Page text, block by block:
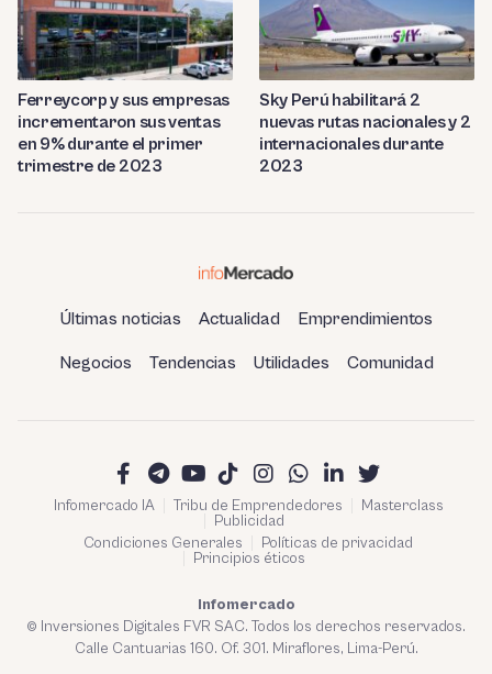
Ferreycorp y sus empresas
incrementaron sus ventas
en 9% durante el primer
trimestre de 2023
Sky Perú habilitará 2
nuevas rutas nacionales y 2
internacionales durante
2023
Últimas noticias Actualidad Emprendimientos
Negocios Tendencias Utilidades Comunidad
Infomercado IA Tribu de Emprendedores
Masterclass
Publicidad
Condiciones Generales
Políticas de privacidad
Principios éticos
Infomercado
© Inversiones Digitales FVR SAC. Todos los derechos reservados.
Calle Cantuarias 160. Of. 301. Miraflores, Lima-Perú.